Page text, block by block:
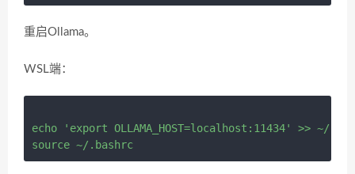
重启Ollama。
WSL端：
echo 'export OLLAMA_HOST=localhost:11434' >> ~/